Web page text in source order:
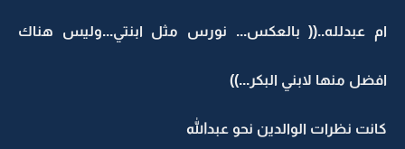
ام عبدلله..(( بالعكس... نورس مثل ابنتي...وليس هناك
افضل منها لابني البكر...))
كانت نظرات الوالدين نحو عبدالله